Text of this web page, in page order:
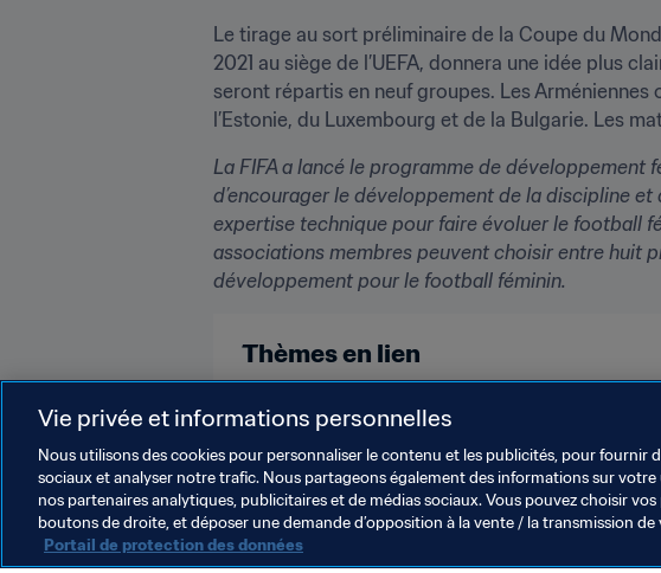
Le tirage au sort préliminaire de la Coupe du
2021 au siège de l’UEFA, donnera une idée plus
seront répartis en neuf groupes. Les
l’Estonie, du Luxembourg et de la Bulgarie. Les
La FIFA a lancé le programme de
d’encourager le développement de la discipline
expertise technique pour faire évoluer le football
associations membres peuvent choisir entre huit
développement pour le football féminin.
Thèmes en lien
Associations Membres
Vie privée et informations personnelles
Nous utilisons des cookies pour personnaliser le contenu et les publicités, pour fournir
sociaux et analyser notre trafic. Nous partageons également des informations sur
nos partenaires analytiques, publicitaires et de médias sociaux. Vous pouvez choisir
boutons de droite, et déposer une demande d’opposition à la vente / la transmission
Portail de protection des données